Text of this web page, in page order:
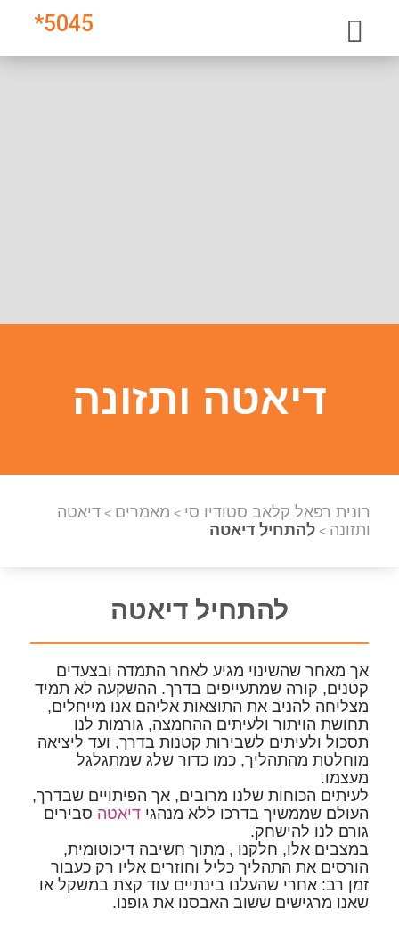
5045
*
דיאטה ותזונה
רונית רפאל קלאב סטודיו סי > מאמרים > דיאטה
ותזונה > להתחיל דיאטה
להתחיל דיאטה
אך מאחר שהשינוי מגיע לאחר התמדה ובצעדים
קטנים, קורה שמתעייפים בדרך. ההשקעה לא תמיד
מצליחה להניב את התוצאות אליהם אנו מייחלים,
תחושת הויתור ולעיתים ההחמצה, גורמות לנו
תסכול ולעיתים לשבירות קטנות בדרך, ועד ליציאה
מוחלטת מהתהליך, כמו כדור שלג שמתגלגל
מעצמו.
לעיתים הכוחות שלנו מרובים, אך הפיתויים שבדרך,
העולם שממשיך בדרכו ללא מנהגידיאטה סבירים
גורם לנו להישחק.
במצבים אלו, חלקנו , מתוך חשיבה דיכוטומית,
הורסים את התהליך כליל וחוזרים אליו רק כעבור
זמן רב: אחרי שהעלנו בינתיים עוד קצת במשקל או
שאנו מרגישים ששוב האבסנו את גופנו.